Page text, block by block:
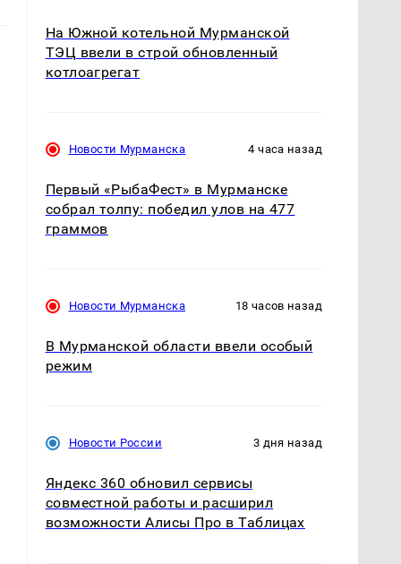
На Южной котельной Мурманской
ТЭЦ ввели в строй обновленный
котлоагрегат
Новости Мурманска 4 часа назад
Первый «РыбаФест» в Мурманске
собрал толпу: победил улов на 477
граммов
Новости Мурманска 18 часов назад
В Мурманской области ввели особый
режим
Новости России 3 дня назад
Яндекс 360 обновил сервисы
совместной работы и расширил
возможности Алисы Про в Таблицах